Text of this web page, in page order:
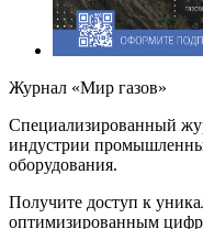
Журнал «Мир газов»
Cпециализированный
индустрии
оборудования.
Получите доступ к
оптимизированным